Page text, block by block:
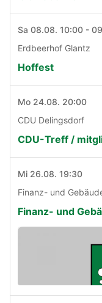
Sa 08.08. 10:00 -
Erdbeerhof Glantz
Hoffest
Mo 24.08. 20:00
CDU Delingsdorf
CDU-Treff /
Mi 26.08. 19:30
Finanz- und
Finanz- und